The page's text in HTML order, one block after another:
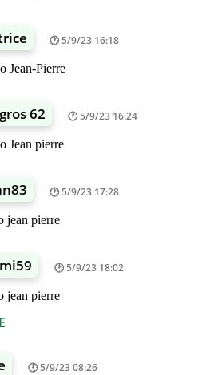
5/9/23 16:18
Jean-Pierre
62 5/9/23 16:24
Jean pierre
5/9/23 17:28
jean pierre
5/9/23 18:02
jean pierre
5/9/23 08:26